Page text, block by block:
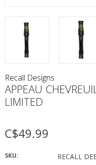
Recall Designs
APPEAU
LIMITED
C$49.99
SKU: RECALL